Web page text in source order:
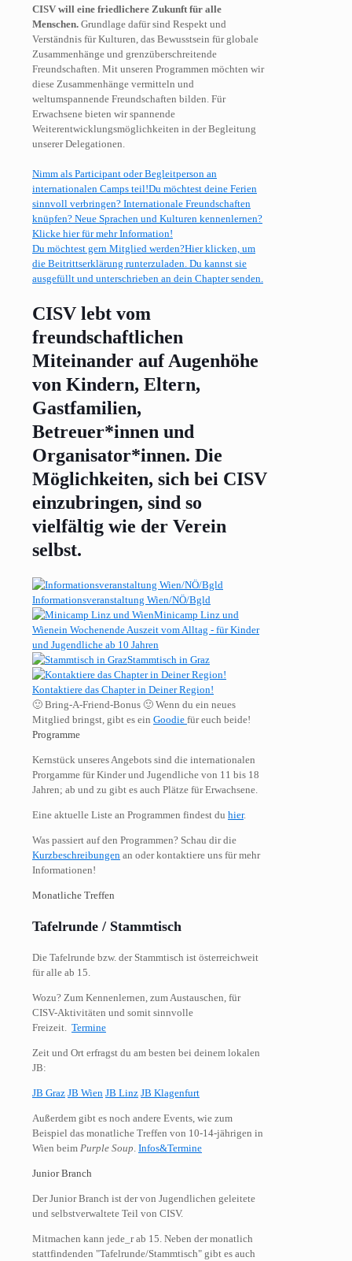
CISV will eine friedlichere Zukunft für alle
Menschen. Grundlage dafür sind Respekt und
Verständnis für Kulturen, das Bewusstsein für globale
Zusammenhänge und grenzüberschreitende
Freundschaften. Mit unseren Programmen möchten wir
diese Zusammenhänge vermitteln und
weltumspannende Freundschaften bilden. Für
Erwachsene bieten wir spannende
Weiterentwicklungsmöglichkeiten in der Begleitung
unserer Delegationen.
Nimm als Participant oder Begleitperson an
internationalen Camps teil!Du möchtest deine Ferien
sinnvoll verbringen? Internationale Freundschaften
knüpfen? Neue Sprachen und Kulturen kennenlernen?
Klicke hier für mehr Information!
Du möchtest gern Mitglied werden?Hier klicken, um
die Beitrittserklärung runterzuladen. Du kannst sie
ausgefüllt und unterschrieben an dein Chapter senden.
CISV lebt vom
freundschaftlichen
Miteinander auf Augenhöhe
von Kindern, Eltern,
Gastfamilien,
Betreuer*innen und
Organisator*innen. Die
Möglichkeiten, sich bei CISV
einzubringen, sind so
vielfältig wie der Verein
selbst.
Informationsveranstaltung Wien/NÖ/Bgld
Minicamp Linz und
Wienein Wochenende Auszeit vom Alltag - für Kinder
und Jugendliche ab 10 Jahren
Stammtisch in Graz
Kontaktiere das Chapter in Deiner Region!
🙂 Bring-A-Friend-Bonus 🙂 Wenn du ein neues
Mitglied bringst, gibt es ein Goodie für euch beide!
Programme
Kernstück unseres Angebots sind die internationalen
Prorgamme für Kinder und Jugendliche von 11 bis 18
Jahren; ab und zu gibt es auch Plätze für Erwachsene.
Eine aktuelle Liste an Programmen findest du hier.
Was passiert auf den Programmen? Schau dir die
Kurzbeschreibungen an oder kontaktiere uns für mehr
Informationen!
Monatliche Treffen
Tafelrunde / Stammtisch
Die Tafelrunde bzw. der Stammtisch ist österreichweit
für alle ab 15.
Wozu? Zum Kennenlernen, zum Austauschen, für
CISV-Aktivitäten und somit sinnvolle
Freizeit. Termine
Zeit und Ort erfragst du am besten bei deinem lokalen
JB:
JB Graz JB Wien JB Linz JB Klagenfurt
Außerdem gibt es noch andere Events, wie zum
Beispiel das monatliche Treffen von 10-14-jährigen in
Wien beim Purple Soup Infos&Termine
Junior Branch
Der Junior Branch ist der von Jugendlichen geleitete
und selbstverwaltete Teil von CISV.
Mitmachen kann jede_r ab 15. Neben der monatlich
stattfindenden "Tafelrunde/Stammtisch" gibt es auch